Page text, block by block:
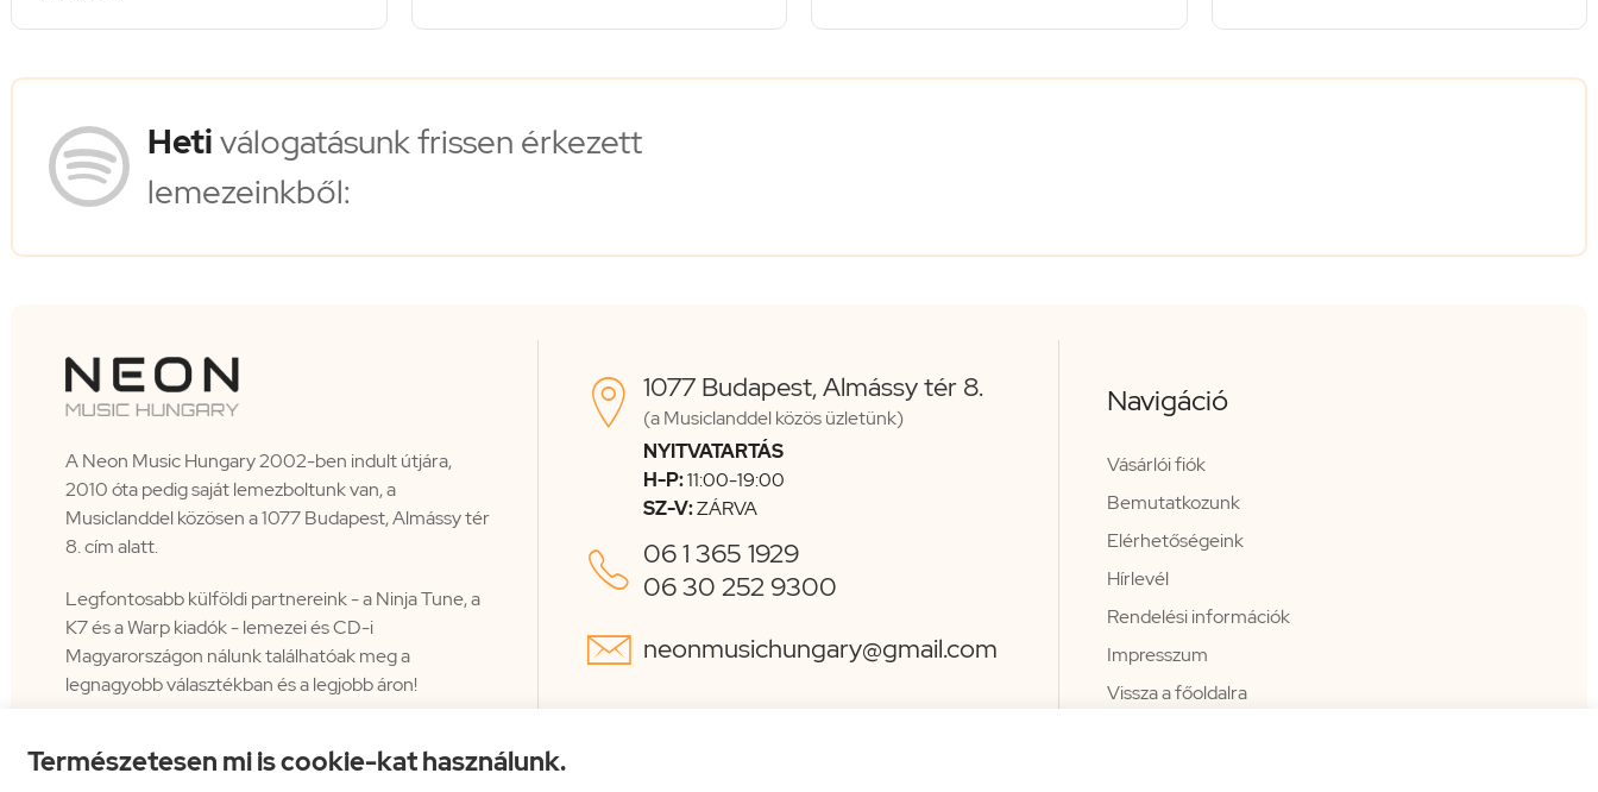
Természetesen mi is cookie-kat használunk.
Hetiválogatásunk frissen érkezett
lemezeinkből:
A Neon Music Hungary 2002-ben indult útjára,
2010 óta pedig saját lemezboltunk van, a
Musiclanddel közösen a 1077 Budapest, Almássy tér
8. cím alatt.
Legfontosabb külföldi partnereink - a Ninja Tune, a
K7 és a Warp kiadók - lemezei és CD-i
Magyarországon nálunk találhatóak meg a
legnagyobb választékban és a legjobb áron!
 1077 Budapest, Almássy tér 8.
(a Musiclanddel közös üzletünk)
NYITVATARTÁS
H-P:11:00-19:00
SZ-V:ZÁRVA
 06 1 365 1929
06 30 252 9300
 neonmusichungary@gmail.com
Navigáció
Vásárlói fiók
Bemutatkozunk
Elérhetőségeink
Hírlevél
Rendelési információk
Impresszum
Vissza a főoldalra